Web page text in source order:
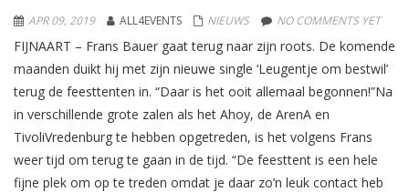
APR 09, 2019 ALL4EVENTS NIEUWS NO COMMENTS YET
FIJNAART – Frans Bauer gaat terug naar zijn roots. De komende
maanden duikt hij met zijn nieuwe single ‘Leugentje om bestwil’
terug de feesttenten in. “Daar is het ooit allemaal begonnen!”Na
in verschillende grote zalen als het Ahoy, de ArenA en
TivoliVredenburg te hebben opgetreden, is het volgens Frans
weer tijd om terug te gaan in de tijd. “De feesttent is een hele
fijne plek om op te treden omdat je daar zo’n leuk contact heb